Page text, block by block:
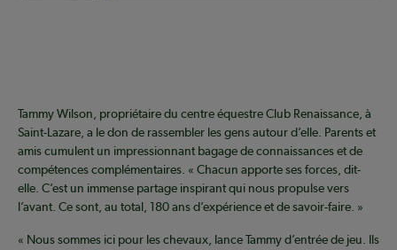
Tammy Wilson, propriétaire du centre équestre Club Renaissance, à
Saint-Lazare, a le don de rassembler les gens autour d’elle. Parents et
amis cumulent un impressionnant bagage de connaissances et de
compétences complémentaires. « Chacun apporte ses forces, dit-
elle. C’est un immense partage inspirant qui nous propulse vers
l’avant. Ce sont, au total, 180 ans d’expérience et de savoir-faire. »
« Nous sommes ici pour les chevaux, lance Tammy d’entrée de jeu. Ils